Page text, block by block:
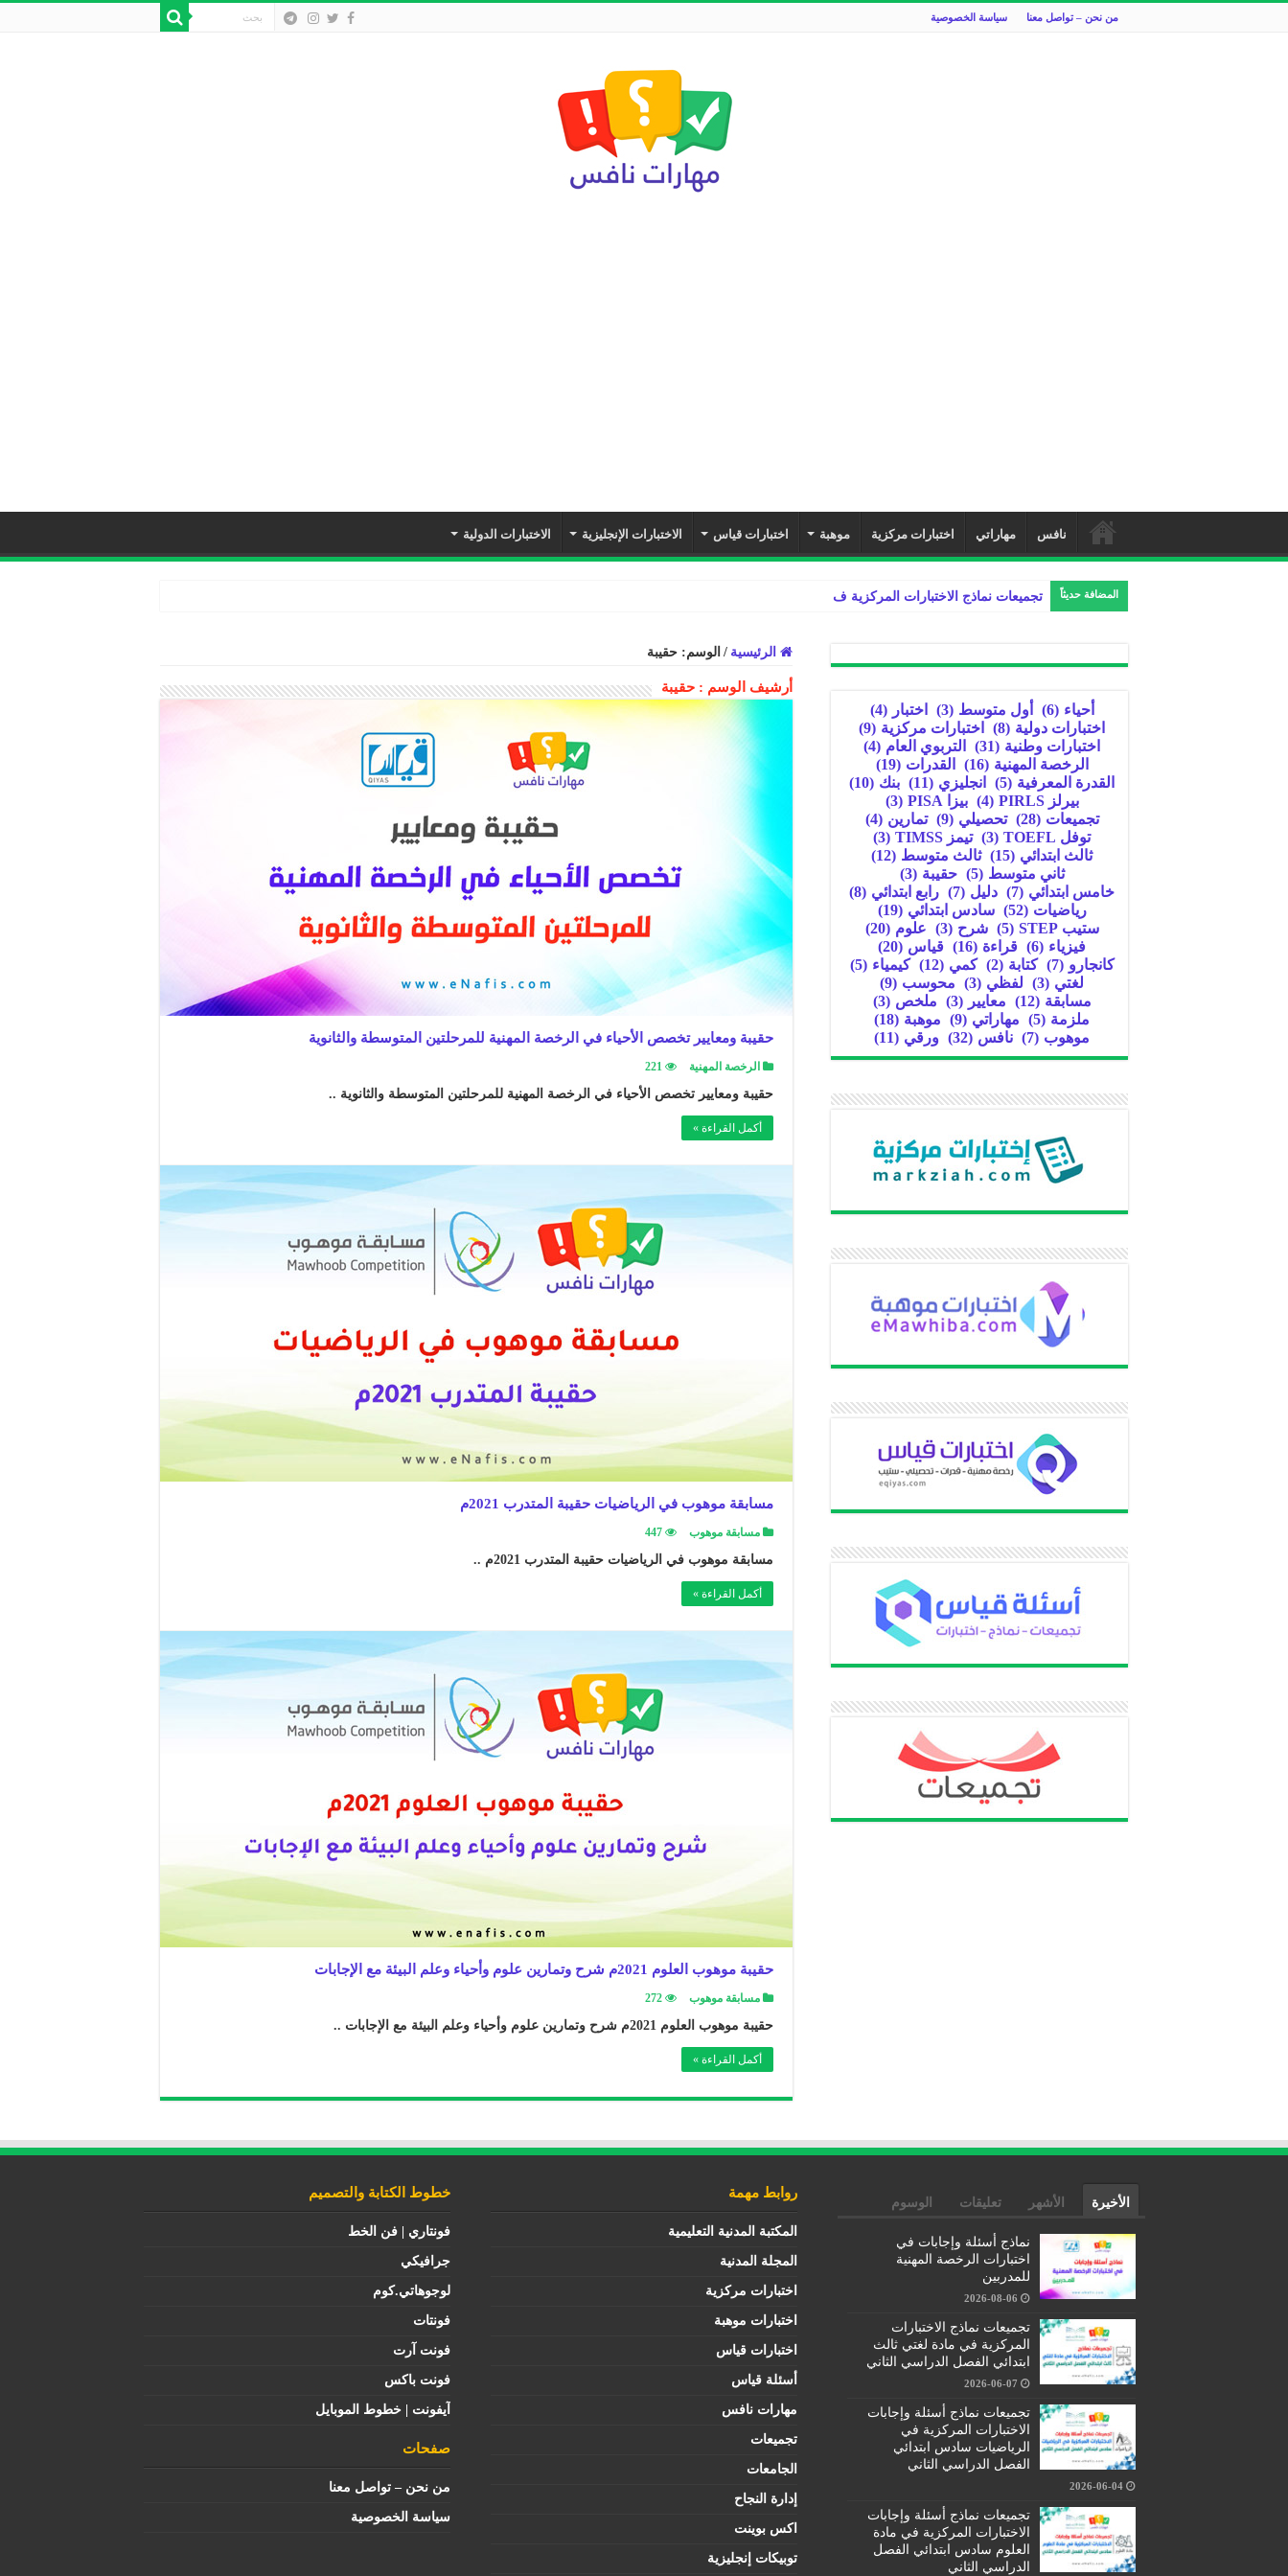
من نحن – تواصل معنا سياسة الخصوصية
نافس مهاراتي اختبارات مركزية موهبة اختبارات قياس الاختبارات الإنجليزية الاختبارات الدولية
المضافة حديثاً تجميعات نماذج الاختبارات المركزية في مادة لغتي ثالث ابتد
الرئيسية / الوسم: حقيبة
أرشيف الوسم : حقيبة
حقيبة ومعايير تخصص الأحياء في الرخصة المهنية للمرحلتين المتوسطة والثانوية
الرخصة المهنية 221
حقيبة ومعايير تخصص الأحياء في الرخصة المهنية للمرحلتين المتوسطة والثانوية ..
أكمل القراءة »
مسابقة موهوب في الرياضيات حقيبة المتدرب 2021م
مسابقة موهوب 447
مسابقة موهوب في الرياضيات حقيبة المتدرب 2021م ..
أكمل القراءة »
حقيبة موهوب العلوم 2021م شرح وتمارين علوم وأحياء وعلم البيئة مع الإجابات
مسابقة موهوب 272
حقيبة موهوب العلوم 2021م شرح وتمارين علوم وأحياء وعلم البيئة مع الإجابات ..
أكمل القراءة »
أحياء (6) أول متوسط (3) اختبار
(4)
اختبارات دولية (8) اختبارات مركزية (9)
اختبارات وطنية (31) التربوي العام (4)
الرخصة المهنية (16) القدرات (19)
القدرة المعرفية (5) انجليزي (11) بنك (10)
بيرلز PIRLS
(4) بيزا PISA
(3)
تجميعات (28) تحصيلي (9) تمارين (4)
توفل TOEFL
(3) تيمز TIMSS
(3)
ثالث ابتدائي (15) ثالث متوسط (12)
ثاني متوسط (5) حقيبة (3)
خامس ابتدائي (7) دليل (7) رابع ابتدائي (8)
رياضيات (52) سادس ابتدائي (19)
ستيب STEP
(5) شرح (3) علوم (20)
فيزياء (6) قراءة (16) قياس (20)
كانجارو (7) كتابة (2) كمي (12) كيمياء (5)
لغتي (3) لفظي (3) محوسب (9)
مسابقة (12) معايير (3) ملخص (3)
ملزمة (5) مهاراتي (9) موهبة (18)
موهوب (7) نافس (32) ورقي (11)
الأخيرة الأشهر تعليقات الوسوم
نماذج أسئلة وإجابات في
اختبارات الرخصة المهنية
للمدربين
2026-08-06
تجميعات نماذج الاختبارات
المركزية في مادة لغتي ثالث
ابتدائي الفصل الدراسي الثاني
2026-06-07
تجميعات نماذج أسئلة وإجابات
الاختبارات المركزية في
الرياضيات سادس ابتدائي
الفصل الدراسي الثاني
2026-06-04
تجميعات نماذج أسئلة وإجابات
الاختبارات المركزية في مادة
العلوم سادس ابتدائي الفصل
الدراسي الثاني
روابط مهمة
المكتبة المدنية التعليمية
المجلة المدنية
اختبارات مركزية
اختبارات موهبة
اختبارات قياس
أسئلة قياس
مهارات نافس
تجميعات
الجامعات
إدارة النجاح
اكس بوينت
توبيكات إنجليزية
خطوط الكتابة والتصميم
فونتاري | فن الخط
جرافيكي
لوجوهاتي.كوم
فونتات
فونت آرت
فونت باكس
آيفونت | خطوط الموبايل
صفحات
من نحن – تواصل معنا
سياسة الخصوصية